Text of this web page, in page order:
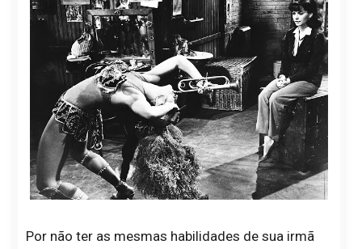
Por não ter as mesmas habilidades de sua irmã